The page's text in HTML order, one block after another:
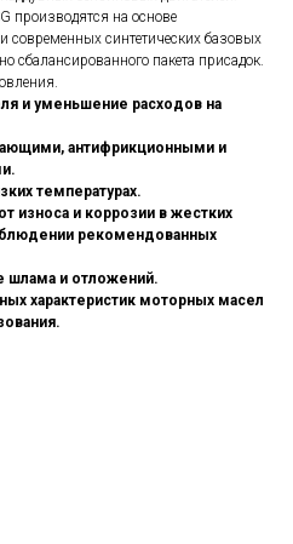
производятся на основе
синтетических базовых
сбалансированного пакета присадок.
и уменьшение расходов на
антифрикционными и
температурах.
износа и коррозии в жестких
рекомендованных
шлама и отложений.
характеристик моторных масел